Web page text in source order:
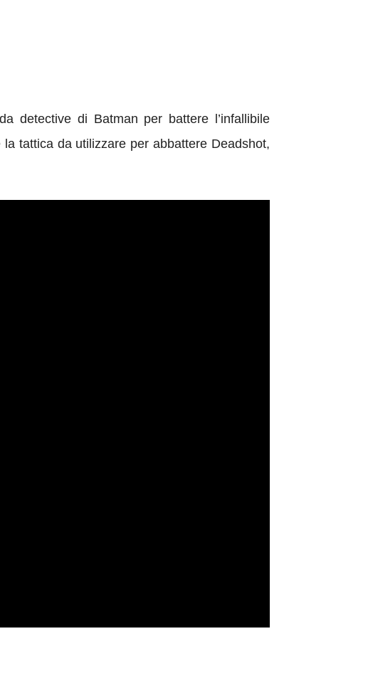
detective di Batman per battere l’infallibile
tattica da utilizzare per abbattere Deadshot,